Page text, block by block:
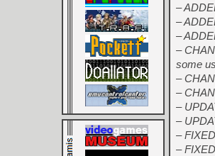
–
–
–
–
some
–
–
–
–
–
–